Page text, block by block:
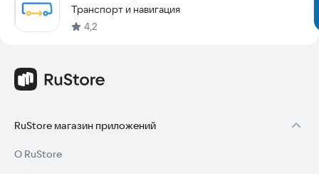
Транспорт и навигация
4,2
RuStore магазин приложений
О RuStore